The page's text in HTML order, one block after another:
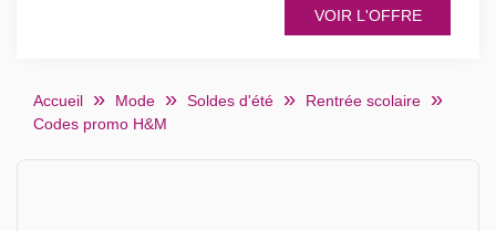
VOIR L'OFFRE
Accueil Mode Soldes d'été
Rentrée scolaire
Codes promo H&M